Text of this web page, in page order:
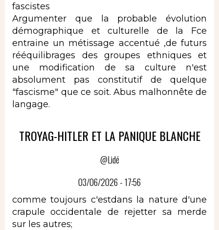
fascistes
Argumenter que la probable évolution
démographique et culturelle de la Fce
entraine un métissage accentué ,de futurs
rééquilibrages des groupes ethniques et
une modification de sa culture n'est
absolument pas constitutif de quelque
"fascisme" que ce soit. Abus malhonnête de
langage.
TROYAG-HITLER ET LA PANIQUE BLANCHE
@Lidé
03/06/2026 - 17:56
comme toujours c'estdans la nature d'une
crapule occidentale de rejetter sa merde
sur les autres;